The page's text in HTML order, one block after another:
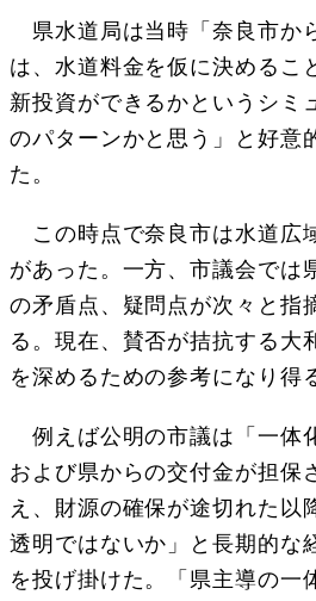
県水道局は当時「奈良市か
は、水道料金を仮に決めるこ
新投資ができるかというシミ
のパターンかと思う」と好意
た。
この時点で奈良市は水道広
があった。一方、市議会では
の矛盾点、疑問点が次々と指
る。現在、賛否が拮抗する大
を深めるための参考になり得
例えば公明の市議は「一体
および県からの交付金が担保
え、財源の確保が途切れた以
透明ではないか」と長期的な
を投げ掛けた。「県主導の一